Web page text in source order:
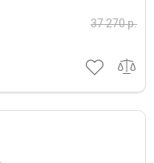
37 270 р.